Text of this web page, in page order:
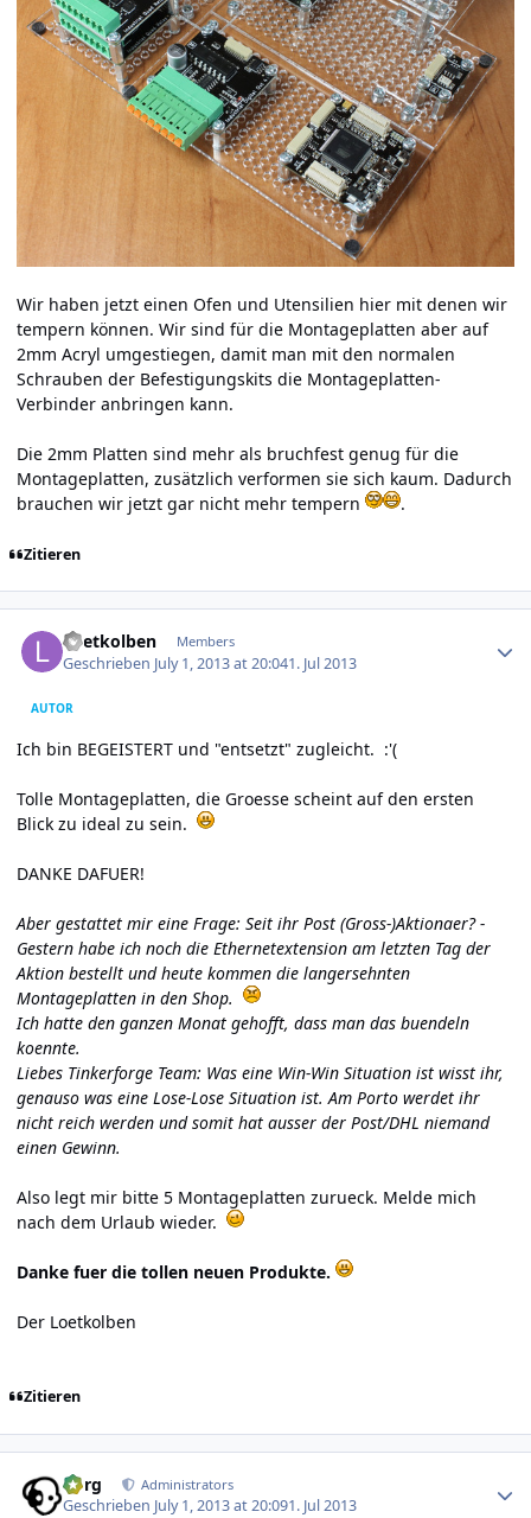
Wir haben jetzt einen Ofen und Utensilien hier mit denen wir
tempern können. Wir sind für die Montageplatten aber auf
2mm Acryl umgestiegen, damit man mit den normalen
Schrauben der Befestigungskits die Montageplatten-
Verbinder anbringen kann.
Die 2mm Platten sind mehr als bruchfest genug für die
Montageplatten, zusätzlich verformen sie sich kaum. Dadurch
brauchen wir jetzt gar nicht mehr tempern
.
Zitieren
Loetkolben Members
Geschrieben July 1, 2013 at 20:041. Jul 2013
AUTOR
Ich bin BEGEISTERT und "entsetzt" zugleicht. :'(
Tolle Montageplatten, die Groesse scheint auf den ersten
Blick zu ideal zu sein.
DANKE DAFUER!
Aber gestattet mir eine Frage: Seit ihr Post (Gross-)Aktionaer? -
Gestern habe ich noch die Ethernetextension am letzten Tag der
Aktion bestellt und heute kommen die langersehnten
Montageplatten in den Shop.
Ich hatte den ganzen Monat gehofft, dass man das buendeln
koennte.
Liebes Tinkerforge Team: Was eine Win-Win Situation ist wisst ihr,
genauso was eine Lose-Lose Situation ist. Am Porto werdet ihr
nicht reich werden und somit hat ausser der Post/DHL niemand
einen Gewinn.
Also legt mir bitte 5 Montageplatten zurueck. Melde mich
nach dem Urlaub wieder.
Danke fuer die tollen neuen Produkte.
Der Loetkolben
Zitieren
borg Administrators
Geschrieben July 1, 2013 at 20:091. Jul 2013